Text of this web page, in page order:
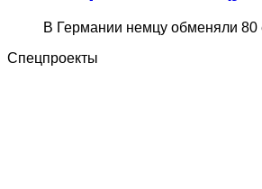
В Германии немцу обменяли 80
Спецпроекты